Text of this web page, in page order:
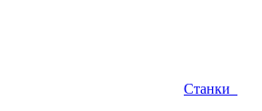
Станки